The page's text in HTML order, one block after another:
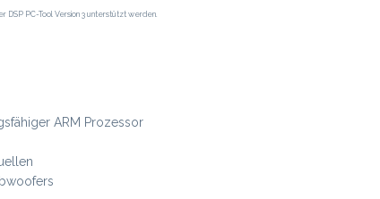
DSP PC-Tool Version 3 unterstützt werden.
ARM Prozessor